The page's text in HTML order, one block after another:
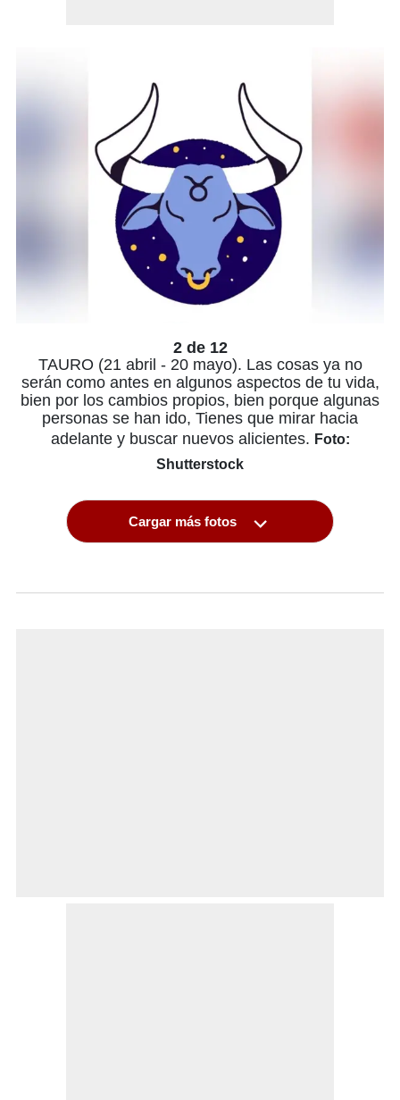
2 de 12
TAURO (21 abril - 20 mayo). Las cosas ya no
serán como antes en algunos aspectos de tu vida,
bien por los cambios propios, bien porque algunas
personas se han ido, Tienes que mirar hacia
adelante y buscar nuevos alicientes. Foto:
Shutterstock
Cargar más fotos